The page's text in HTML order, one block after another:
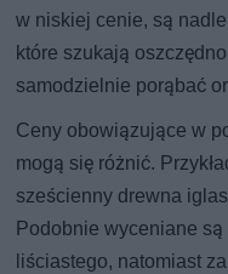
w niskiej cenie, są
które szukają
samodzielnie porąbać
Ceny obowiązujące w
mogą się różnić.
sześcienny drewna
Podobnie wyceniane
liściastego, natomiast